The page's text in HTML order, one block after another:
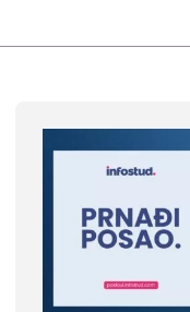
USAVRŠAVANJE
STIL